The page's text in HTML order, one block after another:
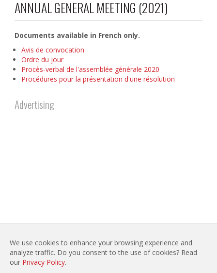
ANNUAL GENERAL MEETING (2021)
Documents available in French only.
Avis de convocation
Ordre du jour
Procès-verbal de l'assemblée générale 2020
Procédures pour la présentation d'une résolution
Advertising
LEGAL NOTICES SITE MAP
We use cookies to enhance your browsing experience and
analyze traffic. Do you consent to the use of cookies? Read
our Privacy Policy.